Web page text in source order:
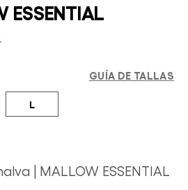
ESSENTIAL
GUÍA DE TALLAS
L
| MALLOW ESSENTIAL